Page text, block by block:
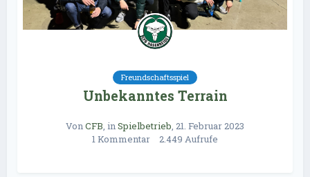
Freundschaftsspiel
Unbekanntes Terrain
VonCFB, inSpielbetrieb, 21. Februar 2023
1 Kommentar
2.449 Aufrufe